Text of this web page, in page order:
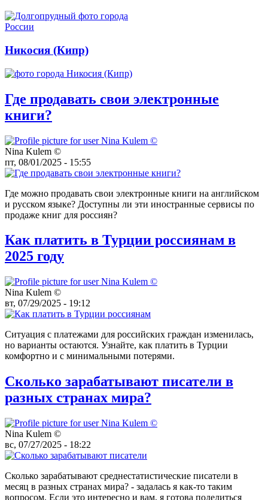
Никосия (Кипр)
Где продавать свои электронные
книги?
Nina Kulem ©️
пт, 08/01/2025 - 15:55
Где можно продавать свои электронные книги на английском
и русском языке? Доступны ли эти иностранные сервисы по
продаже книг для россиян?
Как платить в Турции россиянам в
2025 году
Nina Kulem ©️
вт, 07/29/2025 - 19:12
Ситуация с платежами для российских граждан изменилась,
но варианты остаются. Узнайте, как платить в Турции
комфортно и с минимальными потерями.
Сколько зарабатывают писатели в
разных странах мира?
Nina Kulem ©️
вс, 07/27/2025 - 18:22
Сколько зарабатывают среднестатистические писатели в
месяц в разных странах мира? - задалась я как-то таким
вопросом. Если это интересно и вам, я готова поделиться